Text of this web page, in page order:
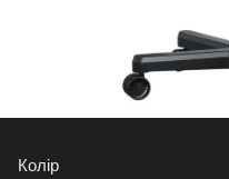
Колір